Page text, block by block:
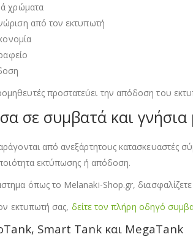
χρώματα
από τον εκτυπωτή
προστατεύει την απόδοση του
σε συμβατά και γνήσια
από ανεξάρτητους κατασκευαστές
εκτύπωσης ή απόδοση.
όπως το Melanaki-Shop.gr,
εκτυπωτή σας, δείτε τον πλήρη οδηγό
Smart Tank και MegaTank